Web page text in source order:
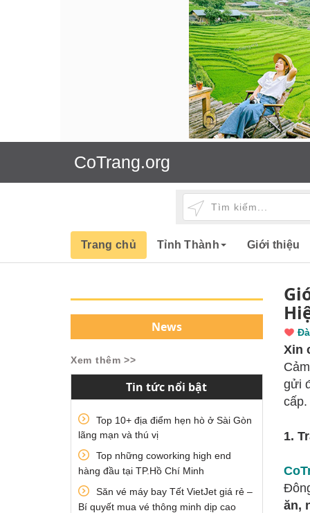
CoTrang.org
Trang chủ Tỉnh Thành Giới thiệu
News
Xem thêm >>
Tin tức nổi bật
Top 10+ địa điểm hẹn hò ở Sài Gòn
lãng mạn và thú vị
Top những coworking high end
hàng đầu tại TP.Hồ Chí Minh
Săn vé máy bay Tết VietJet giá rẻ –
Bí quyết mua vé thông minh dịp cao
Xin
gửi
cấp.
1.
ăn,